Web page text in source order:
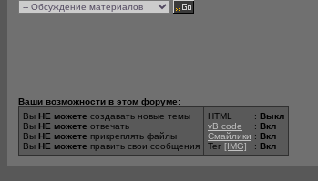
Ваши возможности в этом форуме:
Вы НЕ можете создавать новые темы
Вы НЕ можете отвечать
Вы НЕ можете прикреплять файлы
Вы НЕ можете править свои сообщения
HTML
vB code
Смайлики
Тег [IMG]
: Выкл
: Вкл
: Вкл
: Вкл